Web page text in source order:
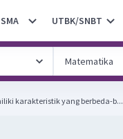
SMA UTBK/SNBT
karakteristik yang berbeda-b...